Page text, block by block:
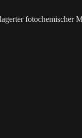
fotochemischer